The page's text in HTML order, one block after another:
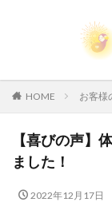
HOME お客様
【喜びの声】
ました！
2022年12月17日